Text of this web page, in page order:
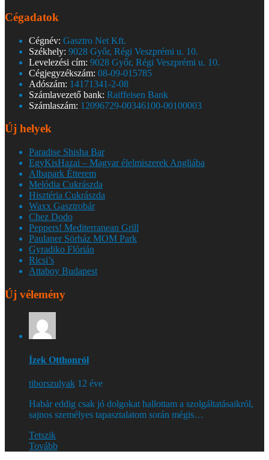
Cégadatok
Cégnév: Gasztro Net Kft.
Székhely: 9028 Győr, Régi Veszprémi u. 10.
Levelezési cím: 9028 Győr, Régi Veszprémi u. 10.
Cégjegyzékszám: 08-09-015785
Adószám: 14171341-2-08
Számlavezető bank: Raiffeisen Bank
Számlaszám: 12096729-00346100-00100003
Új helyek
Paradise Shisha Bar
EgyKisHazai – Magyar élelmiszerek Angliába
Albapark Étterem
Melódia Cukrászda
Hisztéria Cukrászda
Waxx Gasztrobár
Chez Dodo
Peppers! Mediterranean Grill
Paulaner Sörház MOM Park
Gyradiko Flórián
Ricsi’s
Attaboy Budapest
Új vélemény
Ízek Otthonról
tiborszulyak 12 éve
Habár eddig csak jó dolgokat hallottam a szolgáltatásaikról,
sajnos személyes tapasztalatom során mégis…
Tetszik
Tovább